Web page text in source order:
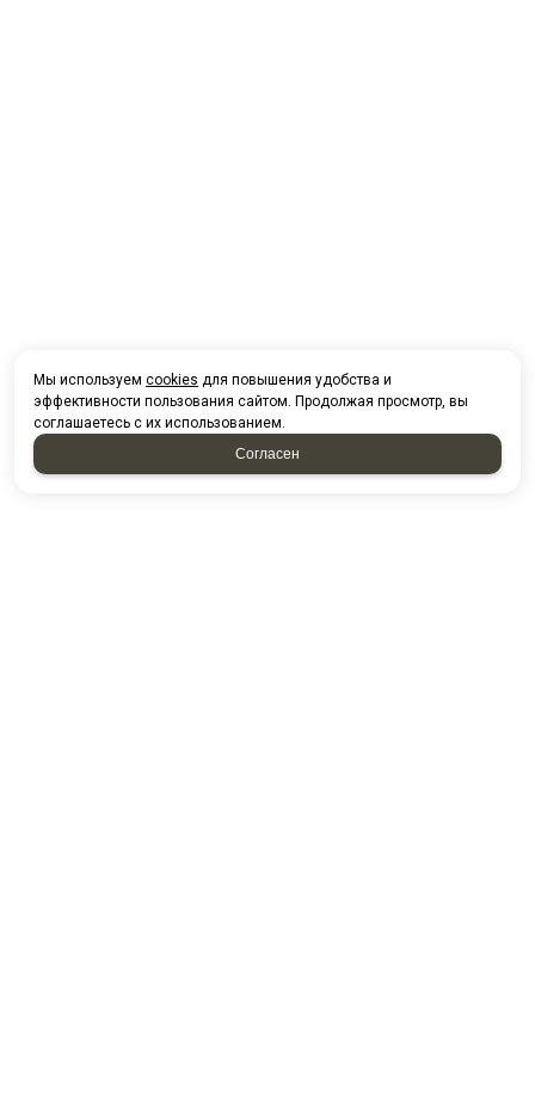
Мы используем cookies для повышения удобства и
эффективности пользования сайтом. Продолжая просмотр, вы
соглашаетесь с их использованием.
Согласен